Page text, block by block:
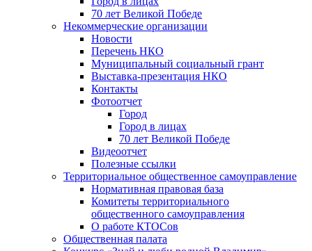
70 лет Великой Победе
Некоммерческие организации
Новости
Перечень НКО
Муниципальный социальный грант
Выставка-презентация НКО
Контакты
Фотоотчет
Город
Город в лицах
70 лет Великой Победе
Видеоотчет
Полезные ссылки
Территориальное общественное самоуправление
Нормативная правовая база
Комитеты территориального
общественного самоуправления
О работе КТОСов
Общественная палата